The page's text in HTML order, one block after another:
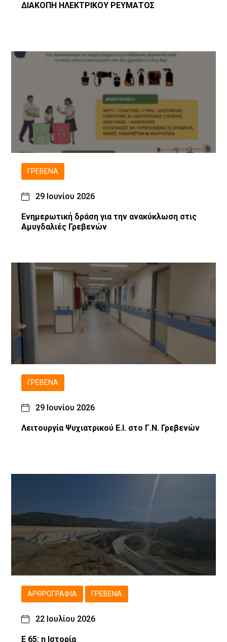
ΔΙΑΚΟΠΗ ΗΛΕΚΤΡΙΚΟΥ ΡΕΥΜΑΤΟΣ
ΓΡΕΒΕΝΆ
29 Ιουνίου 2026
Ενημερωτική δράση για την ανακύκλωση στις
Αμυγδαλιές Γρεβενών
ΓΡΕΒΕΝΆ
29 Ιουνίου 2026
Λειτουργία Ψυχιατρικού Ε.Ι. στο Γ.Ν. Γρεβενών
ΑΡΘΡΟΓΡΑΦΊΑ ΓΡΕΒΕΝΆ
22 Ιουλίου 2026
Ε 65: η Ιστορία